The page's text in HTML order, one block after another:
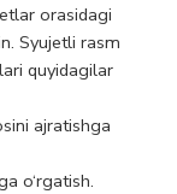
orasidagi
Syujetli rasm
quyidagilar
ajratishga
o‘rgatish.